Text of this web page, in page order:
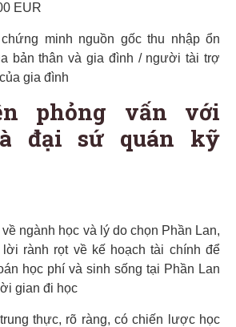
EUR
minh nguồn gốc thu nhập ổn
bản thân và gia đình / người tài trợ
gia đình
phỏng vấn với
đại sứ quán kỹ
về ngành học và lý do chọn Phần Lan,
lời rành rọt về kế hoạch tài chính để
học phí và sinh sống tại Phần Lan
gian đi học
thực, rõ ràng, có chiến lược học